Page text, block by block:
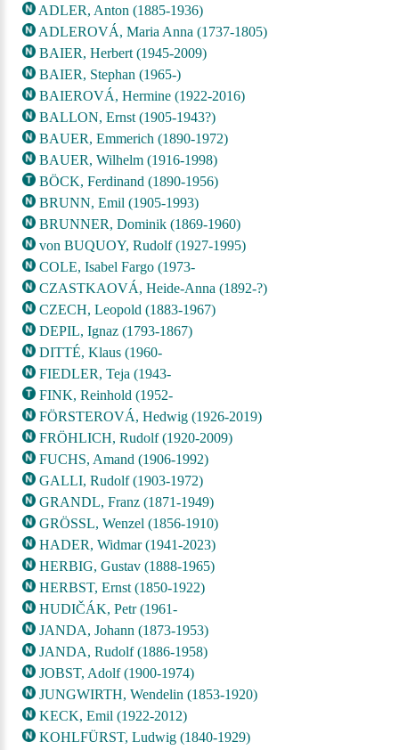
ADLER, Anton (1885-1936)
ADLEROVÁ, Maria Anna (1737-1805)
BAIER, Herbert (1945-2009)
BAIER, Stephan (1965-)
BAIEROVÁ, Hermine (1922-2016)
BALLON, Ernst (1905-1943?)
BAUER, Emmerich (1890-1972)
BAUER, Wilhelm (1916-1998)
BÖCK, Ferdinand (1890-1956)
BRUNN, Emil (1905-1993)
BRUNNER, Dominik (1869-1960)
von BUQUOY, Rudolf (1927-1995)
COLE, Isabel Fargo (1973-
CZASTKAOVÁ, Heide-Anna (1892-?)
CZECH, Leopold (1883-1967)
DEPIL, Ignaz (1793-1867)
DITTÉ, Klaus (1960-
FIEDLER, Teja (1943-
FINK, Reinhold (1952-
FÖRSTEROVÁ, Hedwig (1926-2019)
FRÖHLICH, Rudolf (1920-2009)
FUCHS, Amand (1906-1992)
GALLI, Rudolf (1903-1972)
GRANDL, Franz (1871-1949)
GRÖSSL, Wenzel (1856-1910)
HADER, Widmar (1941-2023)
HERBIG, Gustav (1888-1965)
HERBST, Ernst (1850-1922)
HUDIČÁK, Petr (1961-
JANDA, Johann (1873-1953)
JANDA, Rudolf (1886-1958)
JOBST, Adolf (1900-1974)
JUNGWIRTH, Wendelin (1853-1920)
KECK, Emil (1922-2012)
KOHLFÜRST, Ludwig (1840-1929)